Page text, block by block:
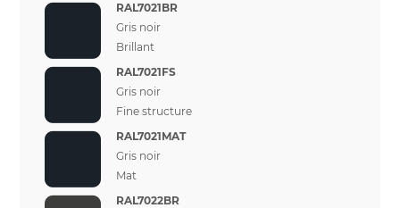
RAL7021BR
Gris noir
Brillant
RAL7021FS
Gris noir
Fine structure
RAL7021MAT
Gris noir
Mat
RAL7022BR